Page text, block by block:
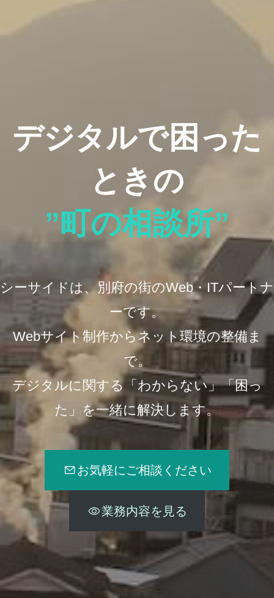
デジタルで困った
ときの
”町の相談所”
シーサイドは、別府の街のWeb・ITパートナ
ーです。
Webサイト制作からネット環境の整備ま
で。
デジタルに関する「わからない」「困っ
た」を一緒に解決します。
お気軽にご相談ください
業務内容を見る